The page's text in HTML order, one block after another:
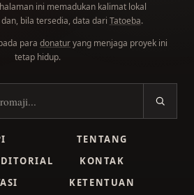
ini memadukan kalimat lokal
dan, bila tersedia, data dari Tatoeba.
para donaturyang menjaga proyek ini
tetap hidup.
TENTANG
KONTAK
KETENTUAN